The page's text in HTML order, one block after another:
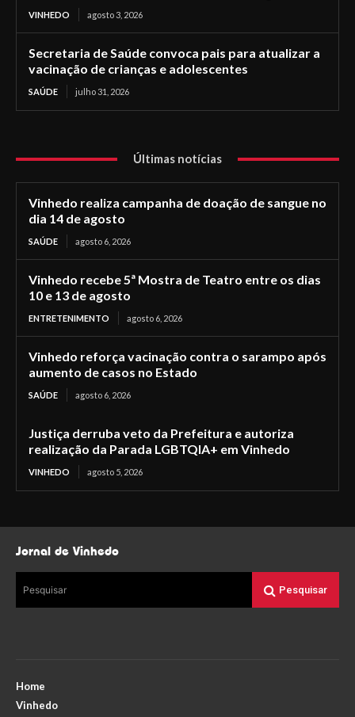
VINHEDO agosto 3, 2026
Secretaria de Saúde convoca pais para atualizar a
vacinação de crianças e adolescentes
SAÚDE julho 31, 2026
Últimas notícias
Vinhedo realiza campanha de doação de sangue no
dia 14 de agosto
SAÚDE agosto 6, 2026
Vinhedo recebe 5ª Mostra de Teatro entre os dias
10 e 13 de agosto
ENTRETENIMENTO agosto 6, 2026
Vinhedo reforça vacinação contra o sarampo após
aumento de casos no Estado
SAÚDE agosto 6, 2026
Justiça derruba veto da Prefeitura e autoriza
realização da Parada LGBTQIA+ em Vinhedo
VINHEDO agosto 5, 2026
Jornal de Vinhedo
Pesquisar Pesquisar
Home
Vinhedo